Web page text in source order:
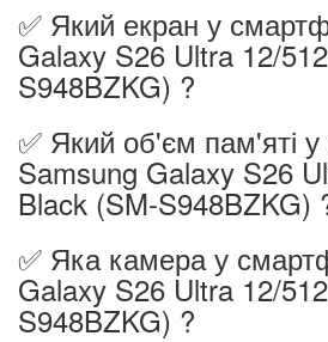
✅ Який екран у
Galaxy S26 Ultra 12/
S948BZKG) ?
✅ Який об'єм пам'яті
Samsung Galaxy S26
Black (SM-S948BZKG)
✅ Яка камера у
Galaxy S26 Ultra 12/
S948BZKG) ?